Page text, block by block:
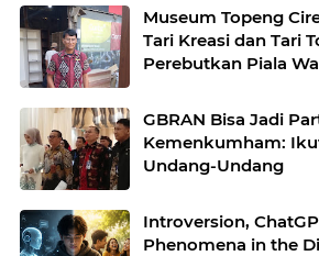
Museum Topeng
Tari Kreasi dan Tari
Perebutkan Piala
GBRAN Bisa Jadi
Kemenkumham:
Undang-Undang
Introversion,
Phenomena in the